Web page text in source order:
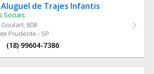
Aluguel de Trajes Infantis
Sociais
, 808
Prudente - SP
(18) 99604-7386